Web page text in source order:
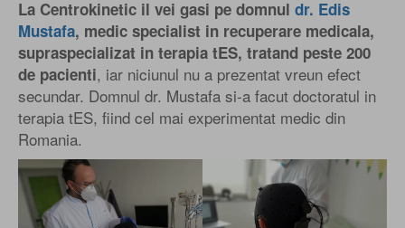
La Centrokinetic il vei gasi pe domnul dr. Edis
Mustafa, medic specialist in recuperare medicala,
supraspecializat in terapia tES, tratand peste 200
de pacienti, iar niciunul nu a prezentat vreun efect
secundar. Domnul dr. Mustafa si-a facut doctoratul in
terapia tES, fiind cel mai experimentat medic din
Romania.